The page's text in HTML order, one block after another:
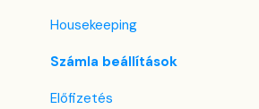
Housekeeping
Számla beállítások
Előfizetés